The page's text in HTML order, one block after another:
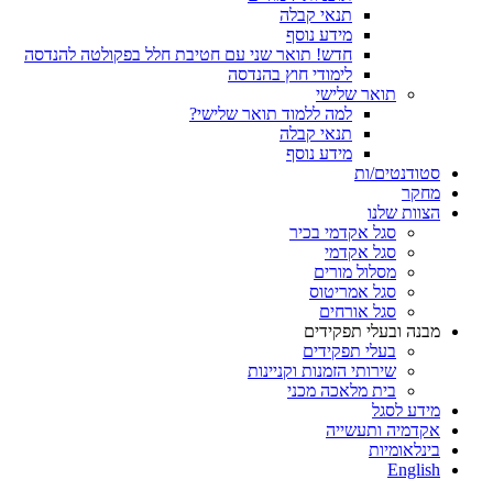
תנאי קבלה
מידע נוסף
חדש! תואר שני עם חטיבת חלל בפקולטה להנדסה
לימודי חוץ בהנדסה
תואר שלישי
למה ללמוד תואר שלישי?
תנאי קבלה
מידע נוסף
סטודנטים/ות
מחקר
הצוות שלנו
סגל אקדמי בכיר
סגל אקדמי
מסלול מורים
סגל אמריטוס
סגל אורחים
מבנה ובעלי תפקידים
בעלי תפקידים
שירותי הזמנות וקניינות
בית מלאכה מכני
מידע לסגל
אקדמיה ותעשייה
בינלאומיות
English